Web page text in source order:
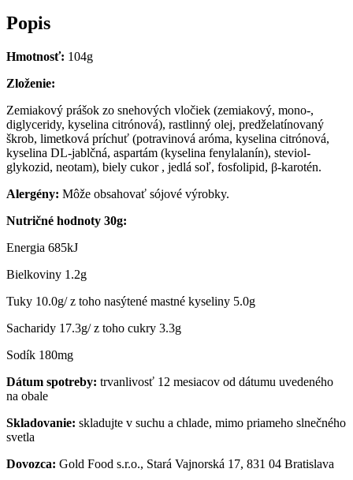
Popis
Hmotnosť: 104g
Zloženie:
Zemiakový prášok zo snehových vločiek (zemiakový, mono-,
diglyceridy, kyselina citrónová), rastlinný olej, predželatínovaný
škrob, limetková príchuť (potravinová aróma, kyselina citrónová,
kyselina DL-jablčná, aspartám (kyselina fenylalanín), steviol-
glykozid, neotam), biely cukor , jedlá soľ, fosfolipid, β-karotén.
Alergény: Môže obsahovať sójové výrobky.
Nutričné hodnoty 30g:
Energia 685kJ
Bielkoviny 1.2g
Tuky 10.0g/ z toho nasýtené mastné kyseliny 5.0g
Sacharidy 17.3g/ z toho cukry 3.3g
Sodík 180mg
Dátum spotreby: trvanlivosť 12 mesiacov od dátumu uvedeného
na obale
Skladovanie: skladujte v suchu a chlade, mimo priameho slnečného
svetla
Dovozca: Gold Food s.r.o., Stará Vajnorská 17, 831 04 Bratislava